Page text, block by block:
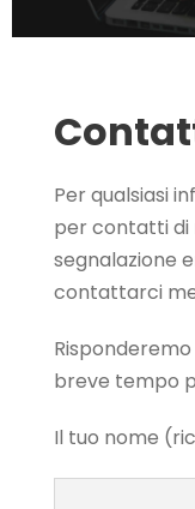
Per qualsiasi
per contatti di
segnalazione
contattarci
breve tempo
Il tuo nome